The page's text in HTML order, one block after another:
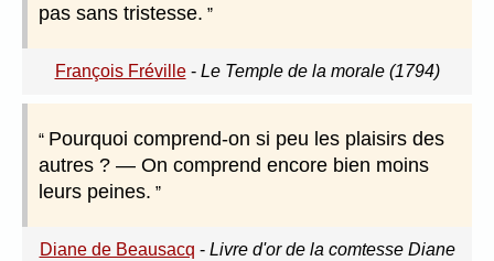
pas sans tristesse.
François Fréville- Le Temple de la morale (1794)
Pourquoi comprend-on si peu les plaisirs des
autres ? — On comprend encore bien moins
leurs peines.
Diane de Beausacq - Livre d'or de la comtesse Diane